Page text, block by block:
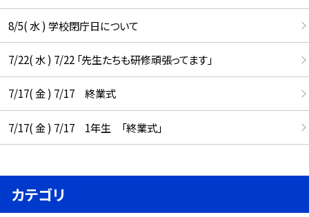
8/5( 水 ) 学校閉庁日について
7/22( 水 ) 7/22 「先生たちも研修頑張ってます」
7/17( 金 ) 7/17 終業式
7/17( 金 ) 7/17 1年生 「終業式」
カテゴリ